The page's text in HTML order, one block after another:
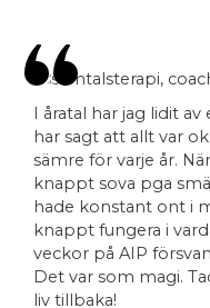
I åratal har jag lidit
har sagt att allt var
sämre för varje år.
knappt sova pga
hade konstant ont i
knappt fungera i
veckor på AIP
Det var som magi.
liv tillbaka!